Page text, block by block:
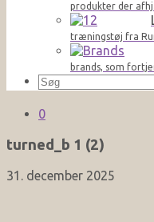
produkter der
træningstøj fra
brands, som
Søg
efter:
0
turned_b 1 (2)
31. december 2025